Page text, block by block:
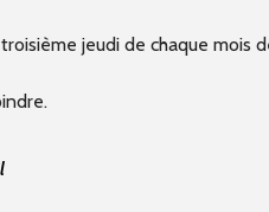
jeudi de chaque mois